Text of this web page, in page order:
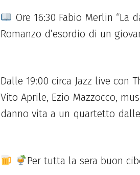
Ore 16:30 Fabio Merlin “La
Romanzo d’esordio di un
Dalle 19:00 circa Jazz live con
Vito Aprile, Ezio Mazzocco,
danno vita a un quartetto
Per tutta la sera buon